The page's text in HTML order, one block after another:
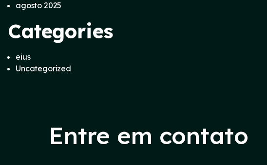
agosto 2025
Categories
eius
Uncategorized
Entre em contato